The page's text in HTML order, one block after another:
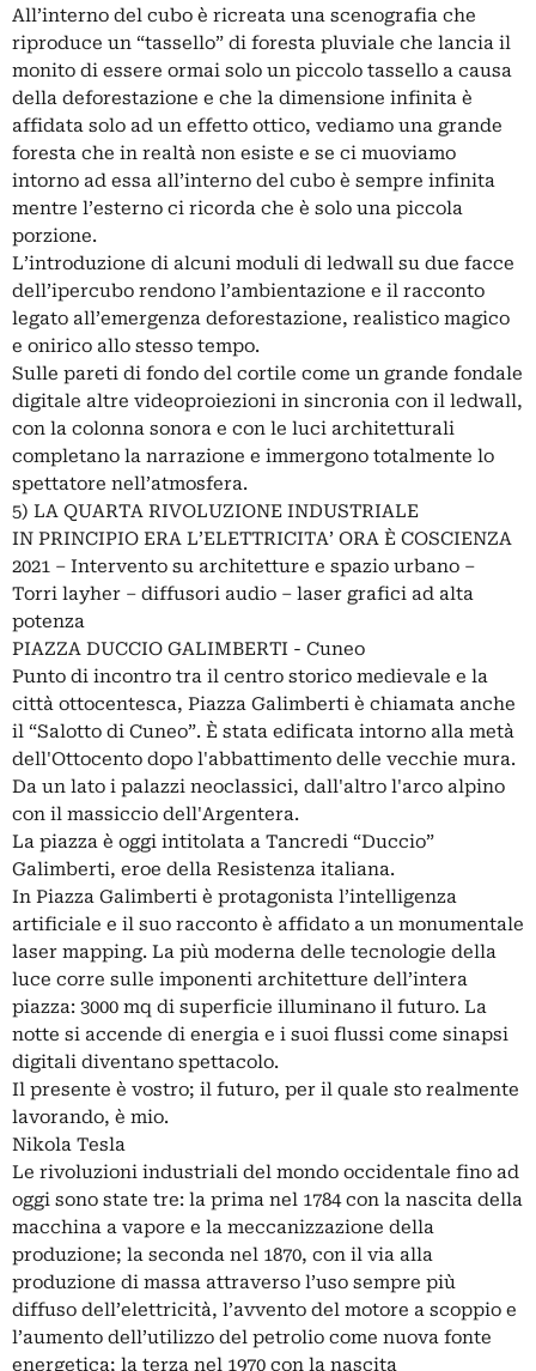
All’interno del cubo è ricreata una scenografia che
riproduce un “tassello” di foresta pluviale che lancia il
monito di essere ormai solo un piccolo tassello a causa
della deforestazione e che la dimensione infinita è
affidata solo ad un effetto ottico, vediamo una grande
foresta che in realtà non esiste e se ci muoviamo
intorno ad essa all’interno del cubo è sempre infinita
mentre l’esterno ci ricorda che è solo una piccola
porzione.
L’introduzione di alcuni moduli di ledwall su due facce
dell’ipercubo rendono l’ambientazione e il racconto
legato all’emergenza deforestazione, realistico magico
e onirico allo stesso tempo.
Sulle pareti di fondo del cortile come un grande fondale
digitale altre videoproiezioni in sincronia con il ledwall,
con la colonna sonora e con le luci architetturali
completano la narrazione e immergono totalmente lo
spettatore nell’atmosfera.
5) LA QUARTA RIVOLUZIONE INDUSTRIALE
IN PRINCIPIO ERA L’ELETTRICITA’ ORA È COSCIENZA
2021 – Intervento su architetture e spazio urbano –
Torri layher – diffusori audio – laser grafici ad alta
potenza
PIAZZA DUCCIO GALIMBERTI - Cuneo
Punto di incontro tra il centro storico medievale e la
città ottocentesca, Piazza Galimberti è chiamata anche
il “Salotto di Cuneo”. È stata edificata intorno alla metà
dell'Ottocento dopo l'abbattimento delle vecchie mura.
Da un lato i palazzi neoclassici, dall'altro l'arco alpino
con il massiccio dell'Argentera.
La piazza è oggi intitolata a Tancredi “Duccio”
Galimberti, eroe della Resistenza italiana.
In Piazza Galimberti è protagonista l’intelligenza
artificiale e il suo racconto è affidato a un monumentale
laser mapping. La più moderna delle tecnologie della
luce corre sulle imponenti architetture dell’intera
piazza: 3000 mq di superficie illuminano il futuro. La
notte si accende di energia e i suoi flussi come sinapsi
digitali diventano spettacolo.
Il presente è vostro; il futuro, per il quale sto realmente
lavorando, è mio.
Nikola Tesla
Le rivoluzioni industriali del mondo occidentale fino ad
oggi sono state tre: la prima nel 1784 con la nascita della
macchina a vapore e la meccanizzazione della
produzione; la seconda nel 1870, con il via alla
produzione di massa attraverso l’uso sempre più
diffuso dell’elettricità, l’avvento del motore a scoppio e
l’aumento dell’utilizzo del petrolio come nuova fonte
energetica; la terza nel 1970 con la nascita